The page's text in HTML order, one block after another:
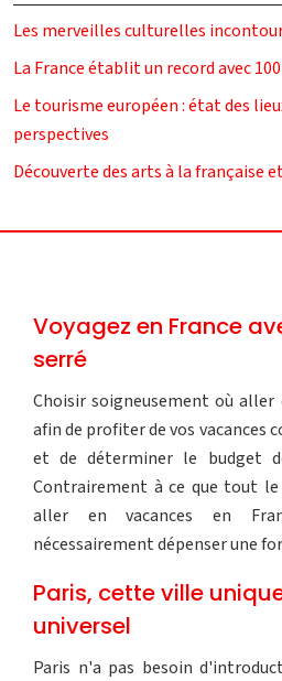
Les merveilles culturelles
La France établit un record avec
Le tourisme européen : état des
perspectives
Découverte des arts à la française
Voyagez en France
serré
Choisir soigneusement où aller
afin de profiter de vos vacances
et de déterminer le budget
Contrairement à ce que tout le
aller en vacances en
nécessairement dépenser une
Paris, cette ville
universel
Paris n'a pas besoin